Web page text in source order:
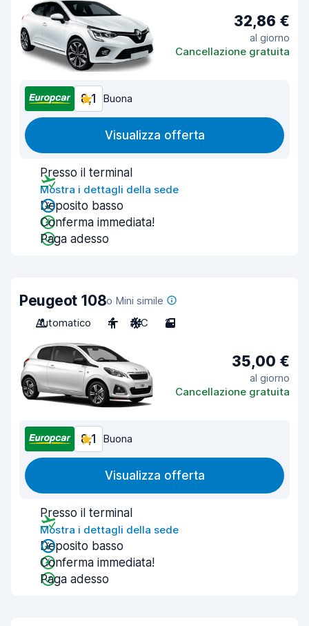
32,86 €
al giorno
Cancellazione gratuita
8,1 Buona
Visualizza offerta
Presso il terminal
Mostra i dettagli della sede
Deposito basso
Conferma immediata!
Paga adesso
Peugeot 108o Mini simile
Automatico
4 A/C 2
35,00 €
al giorno
Cancellazione gratuita
8,1 Buona
Visualizza offerta
Presso il terminal
Mostra i dettagli della sede
Deposito basso
Conferma immediata!
Paga adesso